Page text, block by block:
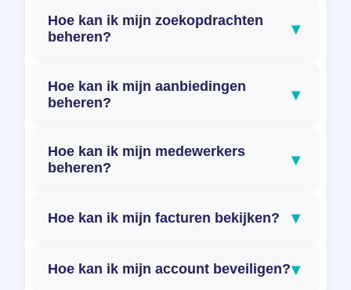
Hoe kan ik mijn zoekopdrachten
beheren?
▾
Hoe kan ik mijn aanbiedingen
beheren?
▾
Hoe kan ik mijn medewerkers
beheren?
▾
Hoe kan ik mijn facturen bekijken? ▾
Hoe kan ik mijn account beveiligen?▾